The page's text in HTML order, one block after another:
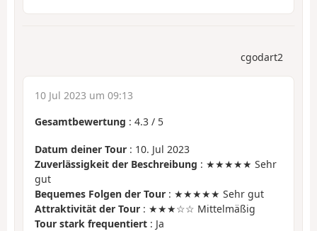
cgodart2
10 Jul 2023 um 09:13
Gesamtbewertung : 4.3 / 5
Datum deiner Tour : 10. Jul 2023
Zuverlässigkeit der Beschreibung : ★★★★★ Sehr
gut
Bequemes Folgen der Tour : ★★★★★ Sehr gut
Attraktivität der Tour : ★★★☆☆ Mittelmäßig
Tour stark frequentiert : Ja